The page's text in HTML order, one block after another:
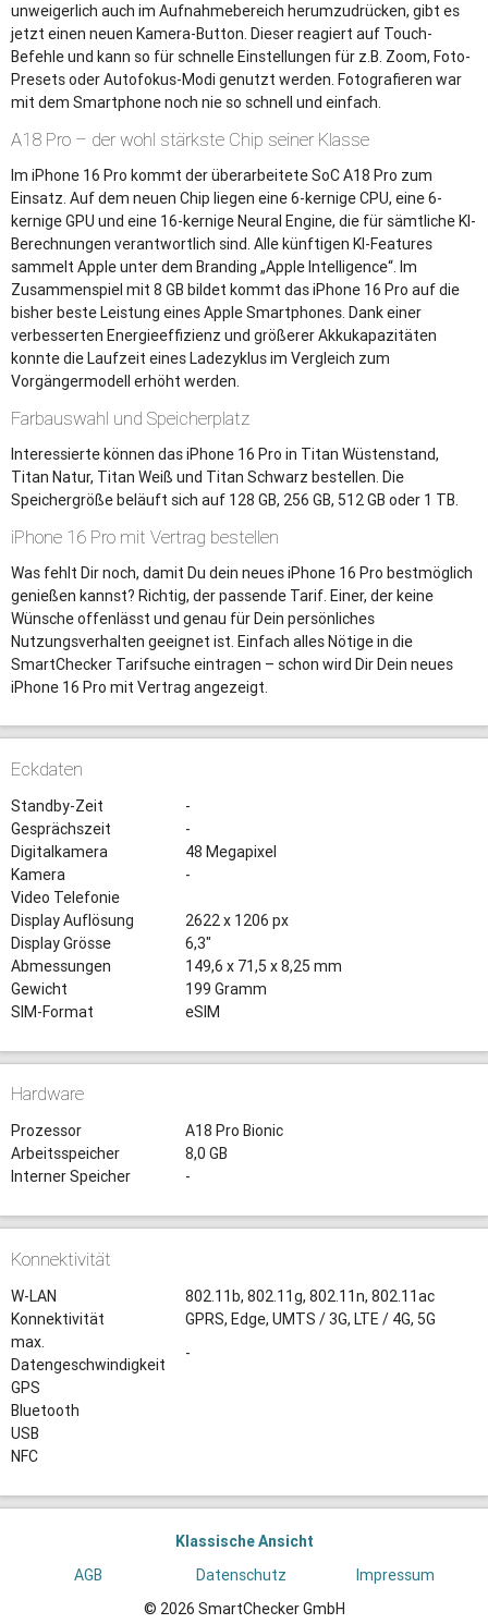
unweigerlich auch im Aufnahmebereich herumzudrücken, gibt es
jetzt einen neuen Kamera-Button. Dieser reagiert auf Touch-
Befehle und kann so für schnelle Einstellungen für z.B. Zoom, Foto-
Presets oder Autofokus-Modi genutzt werden. Fotografieren war
mit dem Smartphone noch nie so schnell und einfach.
A18 Pro – der wohl stärkste Chip seiner Klasse
Im iPhone 16 Pro kommt der überarbeitete SoC A18 Pro zum
Einsatz. Auf dem neuen Chip liegen eine 6-kernige CPU, eine 6-
kernige GPU und eine 16-kernige Neural Engine, die für sämtliche KI-
Berechnungen verantwortlich sind. Alle künftigen KI-Features
sammelt Apple unter dem Branding „Apple Intelligence“. Im
Zusammenspiel mit 8 GB bildet kommt das iPhone 16 Pro auf die
bisher beste Leistung eines Apple Smartphones. Dank einer
verbesserten Energieeffizienz und größerer Akkukapazitäten
konnte die Laufzeit eines Ladezyklus im Vergleich zum
Vorgängermodell erhöht werden.
Farbauswahl und Speicherplatz
Interessierte können das iPhone 16 Pro in Titan Wüstenstand,
Titan Natur, Titan Weiß und Titan Schwarz bestellen. Die
Speichergröße beläuft sich auf 128 GB, 256 GB, 512 GB oder 1 TB.
iPhone 16 Pro mit Vertrag bestellen
Was fehlt Dir noch, damit Du dein neues iPhone 16 Pro bestmöglich
genießen kannst? Richtig, der passende Tarif. Einer, der keine
Wünsche offenlässt und genau für Dein persönliches
Nutzungsverhalten geeignet ist. Einfach alles Nötige in die
SmartChecker Tarifsuche eintragen – schon wird Dir Dein neues
iPhone 16 Pro mit Vertrag angezeigt.
Eckdaten
Standby-Zeit
-
Gesprächszeit
-
Digitalkamera
48 Megapixel
Kamera
-
Video Telefonie
Display Auflösung
2622 x 1206 px
Display Grösse
6,3"
Abmessungen
149,6 x 71,5 x 8,25 mm
Gewicht
199 Gramm
SIM-Format
eSIM
Hardware
Prozessor
A18 Pro Bionic
Arbeitsspeicher
8,0 GB
Interner Speicher
-
Konnektivität
W-LAN
802.11b, 802.11g, 802.11n, 802.11ac
Konnektivität
GPRS, Edge, UMTS / 3G, LTE / 4G, 5G
max.
Datengeschwindigkeit
-
GPS
Bluetooth
USB
NFC
Klassische Ansicht
AGB
Datenschutz
Impressum
© 2026 SmartChecker GmbH